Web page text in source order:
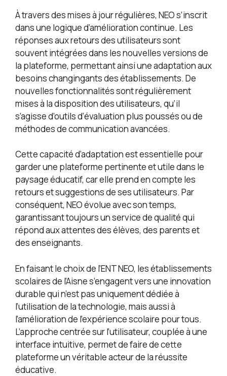
À travers des mises à jour régulières, NEO s’inscrit
dans une logique d’amélioration continue. Les
réponses aux retours des utilisateurs sont
souvent intégrées dans les nouvelles versions de
la plateforme, permettant ainsi une adaptation aux
besoins changingants des établissements. De
nouvelles fonctionnalités sont régulièrement
mises à la disposition des utilisateurs, qu’il
s’agisse d’outils d’évaluation plus poussés ou de
méthodes de communication avancées.
Cette capacité d’adaptation est essentielle pour
garder une plateforme pertinente et utile dans le
paysage éducatif, car elle prend en compte les
retours et suggestions de ses utilisateurs. Par
conséquent, NEO évolue avec son temps,
garantissant toujours un service de qualité qui
répond aux attentes des élèves, des parents et
des enseignants.
En faisant le choix de l’ENT NEO, les établissements
scolaires de l’Aisne s’engagent vers une innovation
durable qui n’est pas uniquement dédiée à
l’utilisation de la technologie, mais aussi à
l’amélioration de l’expérience scolaire pour tous.
L’approche centrée sur l’utilisateur, couplée à une
interface intuitive, permet de faire de cette
plateforme un véritable acteur de la réussite
éducative.